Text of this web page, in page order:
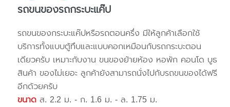
รถขนของรถกระบะแค๊ป
รถขนของกระบะแค๊ปหรือรถตอนครึ่ง มีให้ลูกค้าเลือกใช้
บริการทั้งแบบตู้ทึบและแบบคอกเหมือนกับรถกระบะตอน
เดียวครับ เหมาะกับงาน ขนของย้ายห้อง หอพัก คอนโด บูธ
สินค้า ของไม่เยอะ ลูกค้ายังสามารถนั่งไปกับรถขนของได้ฟรี
อีกด้วยครับ
ขนาด ส. 2.2 ม. - ก. 1.6 ม. - ล. 1.75 ม.